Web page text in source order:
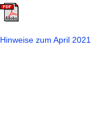
Hinweise zum April 2021